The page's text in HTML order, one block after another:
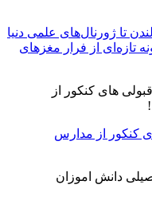
تا ژورنال‌های علمی دنیا
تازه‌ای از فرار مغزهای
کنکور از مدارس